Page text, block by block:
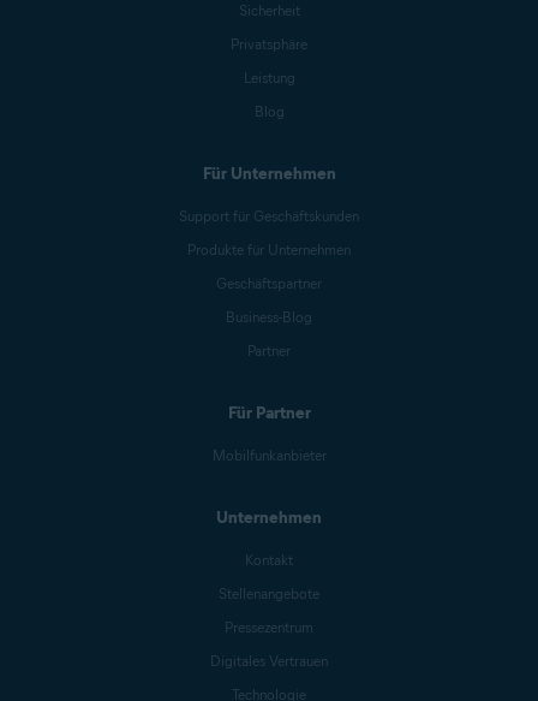
Sicherheit
Privatsphäre
Leistung
Blog
Für Unternehmen
Support für Geschäftskunden
Produkte für Unternehmen
Geschäftspartner
Business-Blog
Partner
Für Partner
Mobilfunkanbieter
Unternehmen
Kontakt
Stellenangebote
Pressezentrum
Digitales Vertrauen
Technologie